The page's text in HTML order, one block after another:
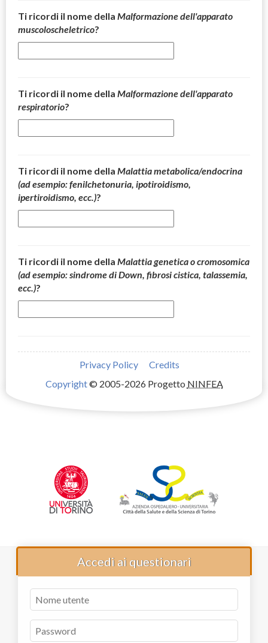
Ti ricordi il nome della Malformazione dell'apparato
muscoloscheletrico?
Ti ricordi il nome della Malformazione dell'apparato
respiratorio?
Ti ricordi il nome della Malattia metabolica/endocrina
(ad esempio: fenilchetonuria, ipotiroidismo,
ipertiroidismo, ecc.)?
Ti ricordi il nome della Malattia genetica o cromosomica
(ad esempio: sindrome di Down, fibrosi cistica, talassemia,
ecc.)?
Privacy Policy
Credits
Copyright© 2005-2026 Progetto NINFEA
Accedi ai questionari